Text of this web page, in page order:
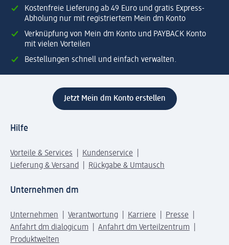
Kostenfreie Lieferung ab 49 Euro und gratis Express-
Abholung nur mit registriertem Mein dm Konto
Verknüpfung von Mein dm Konto und PAYBACK Konto
mit vielen Vorteilen
Bestellungen schnell und einfach verwalten.
Jetzt Mein dm Konto erstellen
Hilfe
Vorteile & Services
Kundenservice
Lieferung & Versand
Rückgabe & Umtausch
Unternehmen dm
Unternehmen Verantwortung Karriere
Presse
Anfahrt dm dialogicum
Anfahrt dm Verteilzentrum
Produktwelten